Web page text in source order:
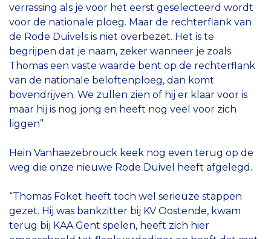
verrassing als je voor het eerst geselecteerd wordt
voor de nationale ploeg. Maar de rechterflank van
de Rode Duivels is niet overbezet. Het is te
begrijpen dat je naam, zeker wanneer je zoals
Thomas een vaste waarde bent op de rechterflank
van de nationale beloftenploeg, dan komt
bovendrijven. We zullen zien of hij er klaar voor is
maar hij is nog jong en heeft nog veel voor zich
liggen”
Hein Vanhaezebrouck keek nog even terug op de
weg die onze nieuwe Rode Duivel heeft afgelegd.
“Thomas Foket heeft toch wel serieuze stappen
gezet. Hij was bankzitter bij KV Oostende, kwam
terug bij KAA Gent spelen, heeft zich hier